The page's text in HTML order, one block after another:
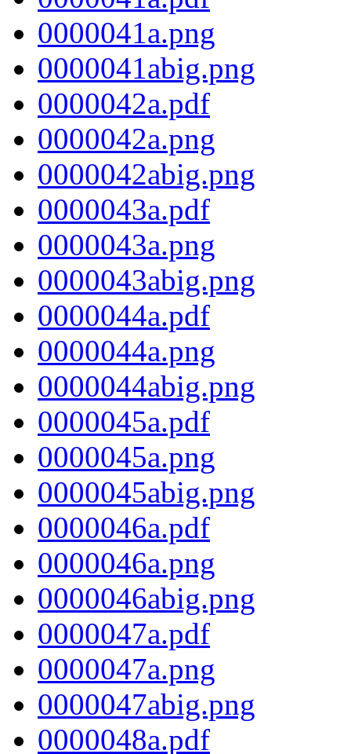
0000041a.png
0000041abig.png
0000042a.pdf
0000042a.png
0000042abig.png
0000043a.pdf
0000043a.png
0000043abig.png
0000044a.pdf
0000044a.png
0000044abig.png
0000045a.pdf
0000045a.png
0000045abig.png
0000046a.pdf
0000046a.png
0000046abig.png
0000047a.pdf
0000047a.png
0000047abig.png
0000048a.pdf